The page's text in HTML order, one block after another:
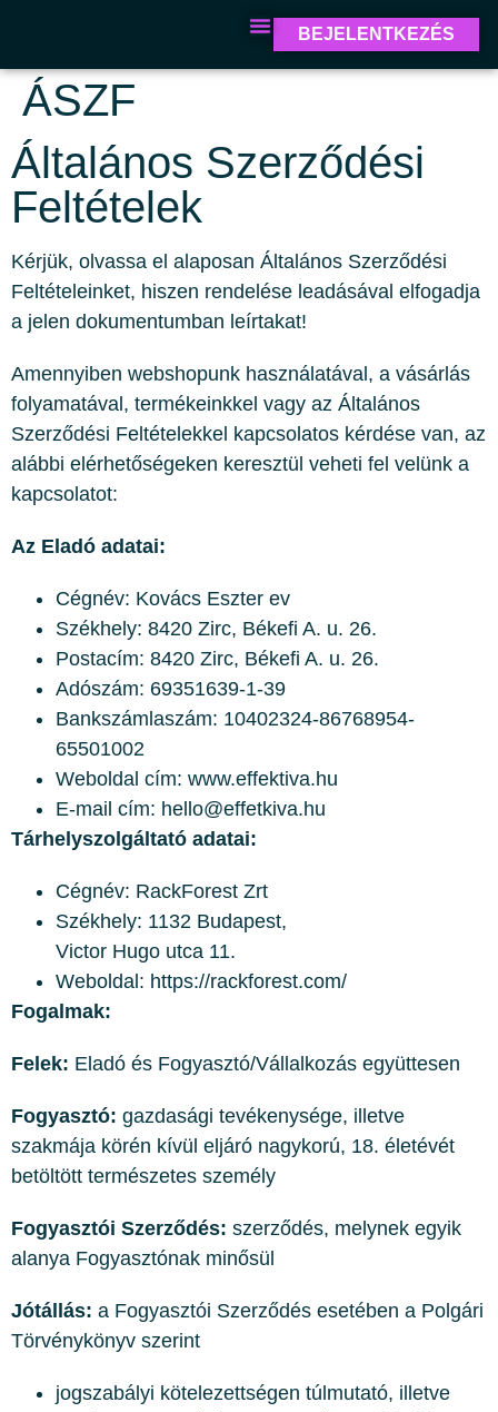
BEJELENTKEZÉS
ÁSZF
Általános Szerződési
Feltételek
Kérjük, olvassa el alaposan Általános Szerződési
Feltételeinket, hiszen rendelése leadásával elfogadja
a jelen dokumentumban leírtakat!
Amennyiben webshopunk használatával, a vásárlás
folyamatával, termékeinkkel vagy az Általános
Szerződési Feltételekkel kapcsolatos kérdése van, az
alábbi elérhetőségeken keresztül veheti fel velünk a
kapcsolatot:
Az Eladó adatai:
Cégnév: Kovács Eszter ev
Székhely: 8420 Zirc, Békefi A. u. 26.
Postacím: 8420 Zirc, Békefi A. u. 26.
Adószám: 69351639-1-39
Bankszámlaszám: 10402324-86768954-
65501002
Weboldal cím: www.effektiva.hu
E-mail cím: hello@effetkiva.hu
Tárhelyszolgáltató adatai:
Cégnév: RackForest Zrt
Székhely: 1132 Budapest,
Victor Hugo utca 11.
Weboldal: https://rackforest.com/
Fogalmak:
Felek: Eladó és Fogyasztó/Vállalkozás együttesen
Fogyasztó: gazdasági tevékenysége, illetve
szakmája körén kívül eljáró nagykorú, 18. életévét
betöltött természetes személy
Fogyasztói Szerződés: szerződés, melynek egyik
alanya Fogyasztónak minősül
Jótállás: a Fogyasztói Szerződés esetében a Polgári
Törvénykönyv szerint
jogszabályi kötelezettségen túlmutató, illetve